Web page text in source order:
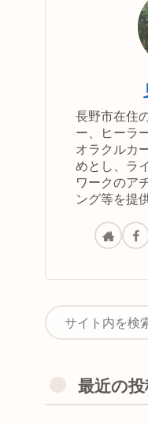
長野市在住
ー、ヒーラー
オラクルカ
めとし、ラ
ワークのア
ング等を提
最近の投